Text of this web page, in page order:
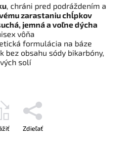
, chráni pred podráždením a
zarastaniu chĺpkov
jemná a voľne dýcha
vôňa
formulácia na báze
bez obsahu sódy bikarbóny,
solí
Zdieľať